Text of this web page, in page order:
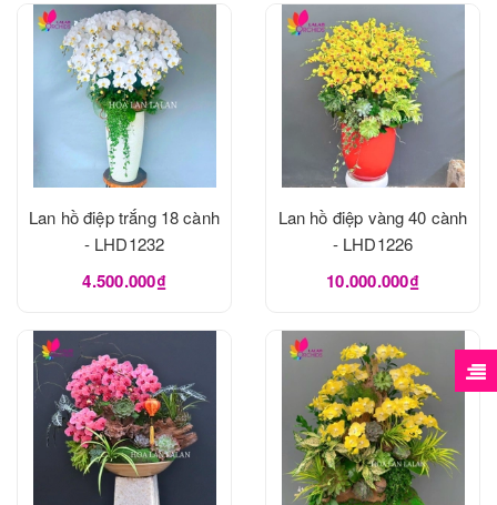
Lan hồ điệp trắng 18 cành
- LHD1232
4.500.000₫
Lan hồ điệp vàng 40 cành
- LHD1226
10.000.000₫